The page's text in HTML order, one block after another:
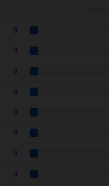
0
0
0
0
0
0
0
0